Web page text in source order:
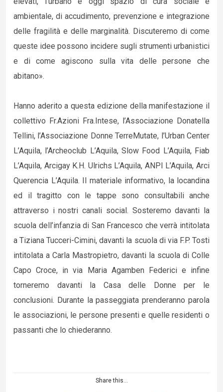
ambientale, di accudimento, prevenzione e integrazione
delle fragilità e delle marginalità. Discuteremo di come
queste idee possono incidere sugli strumenti urbanistici
e di come agiscono sulla vita delle persone che
abitano».
Hanno aderito a questa edizione della manifestazione il
collettivo Fr.Azioni Fra.Intese, l’Associazione Donatella
Tellini, l’Associazione Donne TerreMutate, l’Urban Center
L’Aquila, l’Archeoclub L’Aquila, Slow Food L’Aquila, Fiab
L’Aquila, Arcigay K.H. Ulrichs L’Aquila, ANPI L’Aquila, Arci
Querencia L’Aquila. Il materiale informativo, la locandina
ed il tragitto con le tappe sono consultabili anche
attraverso i nostri canali social. Sosteremo davanti la
scuola dell’infanzia di San Francesco che verrà intitolata
a Tiziana Tucceri-Cimini, davanti la scuola di via F.P. Tosti
intitolata a Carla Mastropietro, davanti la scuola di Colle
Capo Croce, in via Maria Agamben Federici e infine
torneremo davanti la Casa delle Donne per le
conclusioni. Durante la passeggiata prenderanno parola
le associazioni, le persone presenti e quelle residenti o
passanti che lo chiederanno.
Share this...